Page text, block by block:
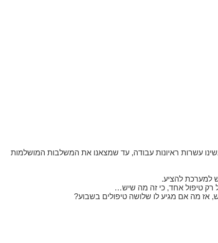
עשרות ראיונות עבודה, עד שמצאנו את המשלבות המושלמות
למערכת להציע.
רק טיפול אחד, כי זה מה שיש…
אז מה אם מגיע לו שלושה טיפולים בשבוע?